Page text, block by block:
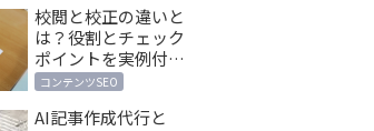
校閲と校正の違いと
は？役割とチェック
ポイントを実例付き
で解説
コンテンツSEO
AI記事作成代行と